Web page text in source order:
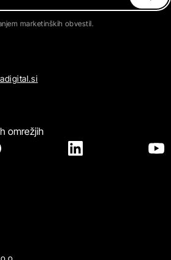
marketinških obvestil.
omrežjih